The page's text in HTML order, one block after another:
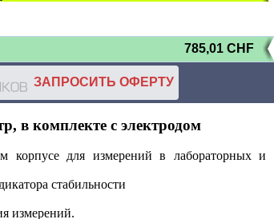
785,01 CHF
ЗАПРОСИТЬ ОФЕРТУ
в комплекте с электродом
корпусе для измерений в лабораторных и
стабильности
измерений.